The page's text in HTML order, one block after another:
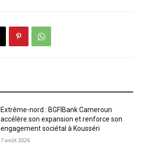
Extrême-nord : BGFIBank Cameroun
accélère son expansion et renforce son
engagement sociétal à Kousséri
7 août 2026